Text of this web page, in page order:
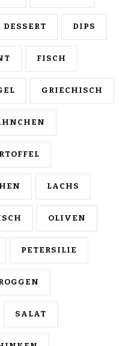
DESSERT DIPS
FISCH
GRIECHISCH
LACHS
OLIVEN
PETERSILIE
SALAT